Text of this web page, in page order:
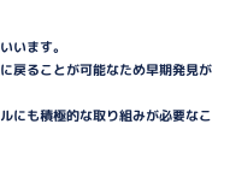
います。
戻ることが可能なため早期発見が
にも積極的な取り組みが必要なこ